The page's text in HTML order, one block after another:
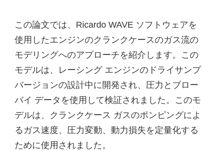
この論文では、Ricardo WAVE ソフトウェアを
使用したエンジンのクランクケースのガス流の
モデリングへのアプローチを紹介します。この
モデルは、レーシング エンジンのドライサンプ
バージョンの設計中に開発され、圧力とブロー
バイ データを使用して検証されました。このモ
デルは、クランクケース ガスのポンピングによ
るガス速度、圧力変動、動力損失を定量化する
ために使用されました。